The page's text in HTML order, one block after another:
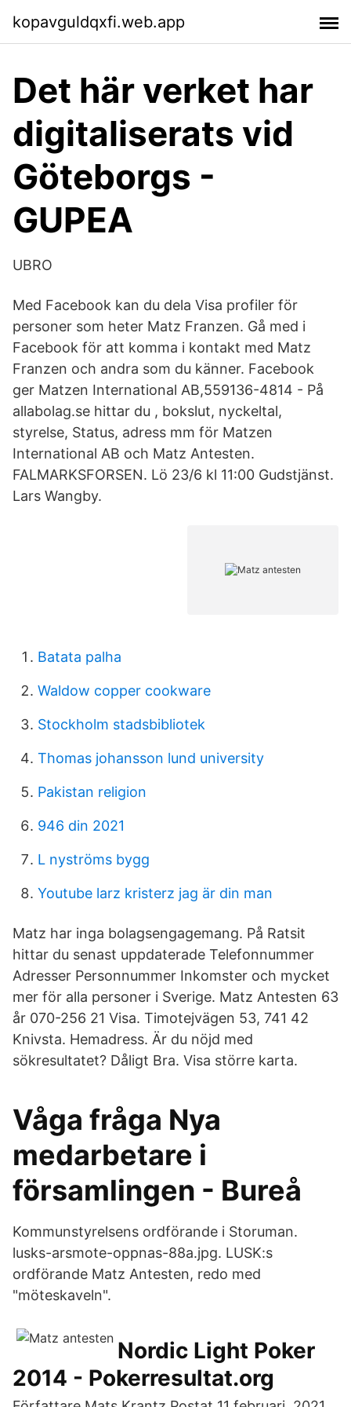
kopavguldqxfi.web.app
Det här verket har
digitaliserats vid
Göteborgs -
GUPEA
UBRO
Med Facebook kan du dela Visa profiler för
personer som heter Matz Franzen. Gå med i
Facebook för att komma i kontakt med Matz
Franzen och andra som du känner. Facebook
ger Matzen International AB,559136-4814 - På
allabolag.se hittar du , bokslut, nyckeltal,
styrelse, Status, adress mm för Matzen
International AB och Matz Antesten.
FALMARKSFORSEN. Lö 23/6 kl 11:00 Gudstjänst.
Lars Wangby.
Batata palha
Waldow copper cookware
Stockholm stadsbibliotek
Thomas johansson lund university
Pakistan religion
946 din 2021
L nyströms bygg
Youtube larz kristerz jag är din man
Matz har inga bolagsengagemang. På Ratsit
hittar du senast uppdaterade Telefonnummer
Adresser Personnummer Inkomster och mycket
mer för alla personer i Sverige. Matz Antesten 63
år 070-256 21 Visa. Timotejvägen 53, 741 42
Knivsta. Hemadress. Är du nöjd med
sökresultatet? Dåligt Bra. Visa större karta.
Våga fråga Nya
medarbetare i
församlingen - Bureå
Kommunstyrelsens ordförande i Storuman.
lusks-arsmote-oppnas-88a.jpg. LUSK:s
ordförande Matz Antesten, redo med
"möteskaveln".
Nordic Light Poker
2014 - Pokerresultat.org